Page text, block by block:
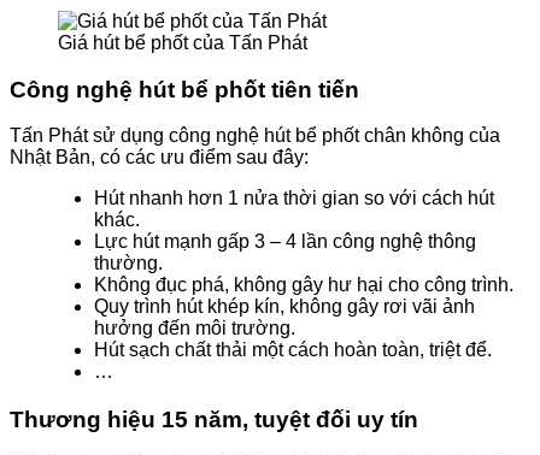
Giá hút bể phốt của Tấn Phát
Công nghệ hút bể phốt tiên tiến
Tấn Phát sử dụng công nghệ hút bể phốt chân không của
Nhật Bản, có các ưu điểm sau đây:
Hút nhanh hơn 1 nửa thời gian so với cách hút
khác.
Lực hút mạnh gấp 3 – 4 lần công nghệ thông
thường.
Không đục phá, không gây hư hại cho công trình.
Quy trình hút khép kín, không gây rơi vãi ảnh
hưởng đến môi trường.
Hút sạch chất thải một cách hoàn toàn, triệt để.
…
Thương hiệu 15 năm, tuyệt đối uy tín